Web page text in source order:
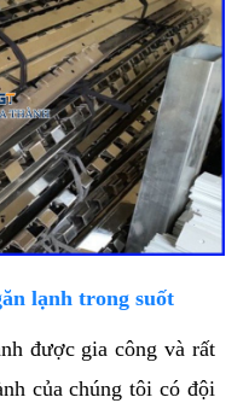
lạnh trong suốt
được gia công và rất
của chúng tôi có đội